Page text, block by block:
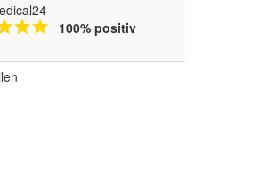
100% positiv